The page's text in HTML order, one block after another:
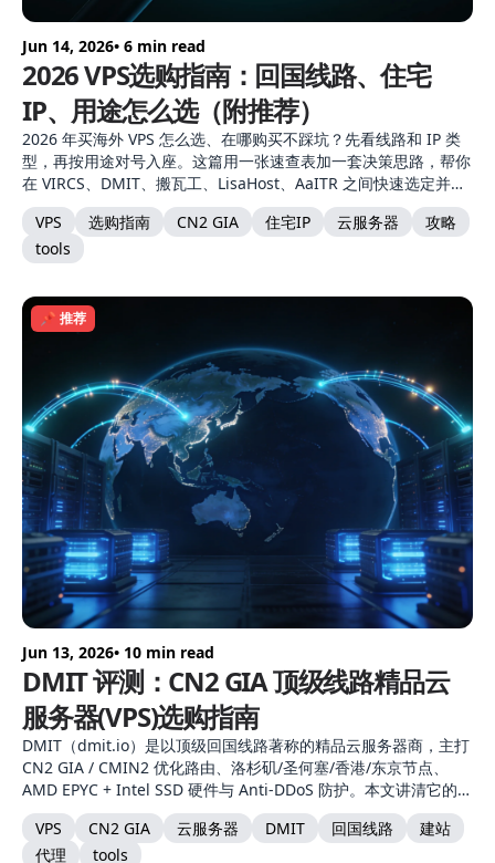
Jun 14, 2026• 6 min read
2026 VPS选购指南：回国线路、住宅
IP、用途怎么选（附推荐）
2026 年买海外 VPS 怎么选、在哪购买不踩坑？先看线路和 IP 类
型，再按用途对号入座。这篇用一张速查表加一套决策思路，帮你
在 VIRCS、DMIT、搬瓦工、LisaHost、AaITR 之间快速选定并完
成购买。
VPS 选购指南 CN2 GIA 住宅IP 云服务器
攻略
tools
📌 推荐
Jun 13, 2026• 10 min read
DMIT 评测：CN2 GIA 顶级线路精品云
服务器(VPS)选购指南
DMIT（dmit.io）是以顶级回国线路著称的精品云服务器商，主打
CN2 GIA / CMIN2 优化路由、洛杉矶/圣何塞/香港/东京节点、
AMD EPYC + Intel SSD 硬件与 Anti-DDoS 防护。本文讲清它的三
档网络配置、节点选择、产品形态与自建节点适配。
VPS CN2 GIA 云服务器 DMIT 回国线路
建站
代理
tools